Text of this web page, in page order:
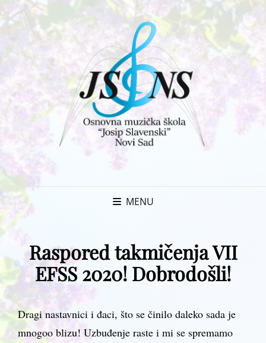
MENU
Raspored takmičenja VII
EFSS 2020! Dobrodošli!
Dragi nastavnici i đaci, što se činilo daleko sada je
mnogoo blizu! Uzbuđenje raste i mi se spremamo